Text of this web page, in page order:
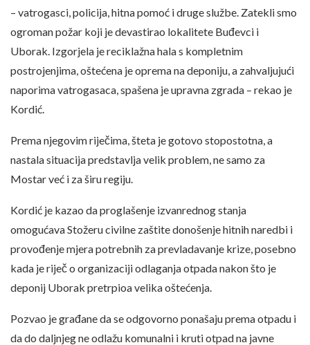
– vatrogasci, policija, hitna pomoć i druge službe. Zatekli smo
ogroman požar koji je devastirao lokalitete Buđevci i
Uborak. Izgorjela je reciklažna hala s kompletnim
postrojenjima, oštećena je oprema na deponiju, a zahvaljujući
naporima vatrogasaca, spašena je upravna zgrada – rekao je
Kordić.
Prema njegovim riječima, šteta je gotovo stopostotna, a
nastala situacija predstavlja velik problem, ne samo za
Mostar već i za širu regiju.
Kordić je kazao da proglašenje izvanrednog stanja
omogućava Stožeru civilne zaštite donošenje hitnih naredbi i
provođenje mjera potrebnih za prevladavanje krize, posebno
kada je riječ o organizaciji odlaganja otpada nakon što je
deponij Uborak pretrpioa velika oštećenja.
Pozvao je građane da se odgovorno ponašaju prema otpadu i
da do daljnjeg ne odlažu komunalni i kruti otpad na javne